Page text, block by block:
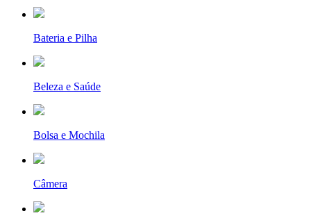
Bateria e Pilha
Beleza e Saúde
Bolsa e Mochila
Câmera